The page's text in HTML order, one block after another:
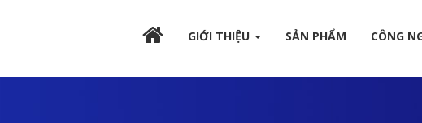
GIỚI THIỆU SẢN PHẨM CÔNG